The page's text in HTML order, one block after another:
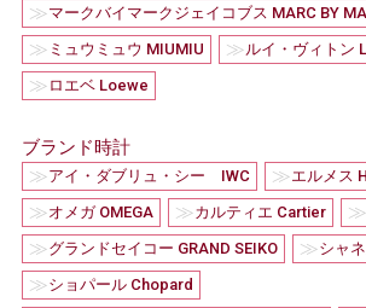
≫マークバイマークジェイコブス MARC BY
≫ ミュウミュウ MIUMIU ≫ルイ・ヴィトン
≫ ロエベ Loewe
ブランド時計
≫アイ・ダブリュ・シー IWC ≫エルメス
≫オメガ OMEGA ≫カルティエ Cartier ≫
≫グランドセイコー GRAND SEIKO ≫シャ
≫ショパール Chopard